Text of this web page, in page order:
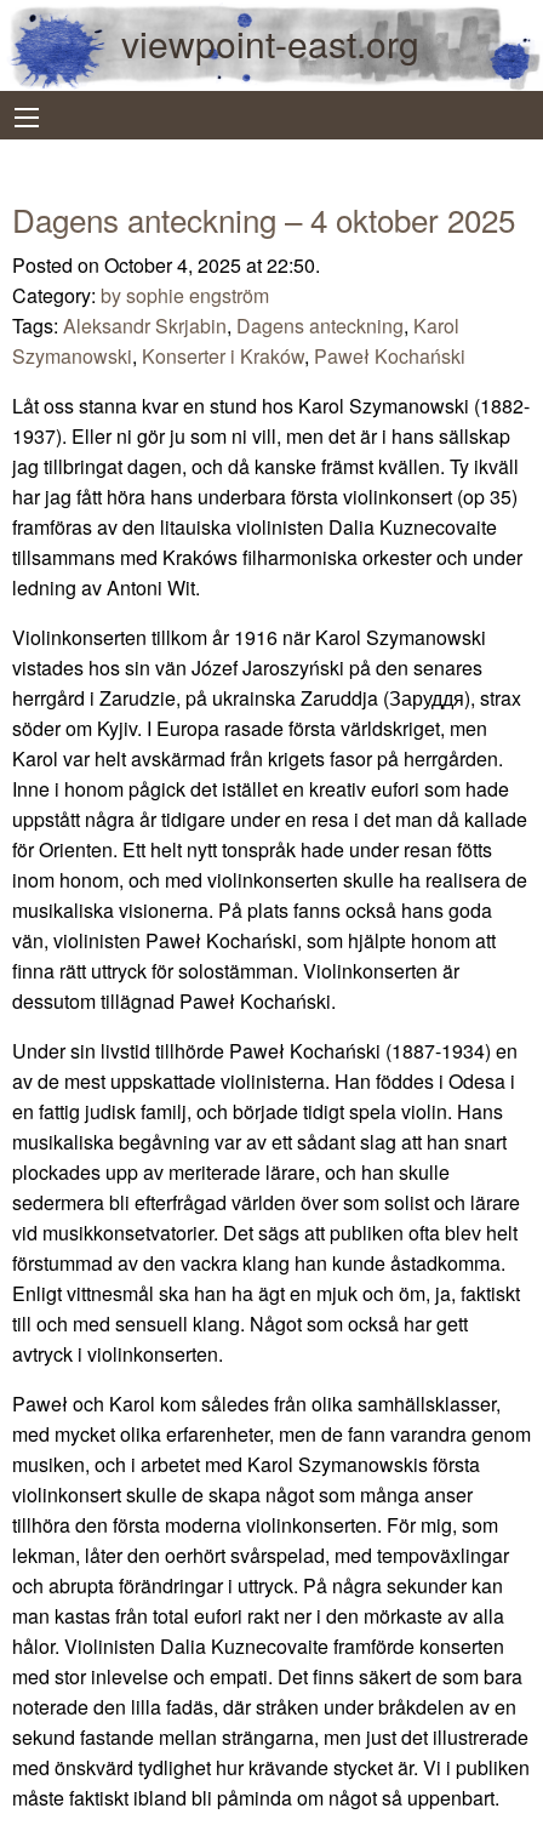
viewpoint-east.org
Dagens anteckning – 4 oktober 2025
Posted on October 4, 2025 at 22:50.
Category: by sophie engström
Tags: Aleksandr Skrjabin, Dagens anteckning, Karol
Szymanowski, Konserter i Kraków, Paweł Kochański
Låt oss stanna kvar en stund hos Karol Szymanowski (1882-
1937). Eller ni gör ju som ni vill, men det är i hans sällskap
jag tillbringat dagen, och då kanske främst kvällen. Ty ikväll
har jag fått höra hans underbara första violinkonsert (op 35)
framföras av den litauiska violinisten Dalia Kuznecovaite
tillsammans med Krakóws filharmoniska orkester och under
ledning av Antoni Wit.
Violinkonserten tillkom år 1916 när Karol Szymanowski
vistades hos sin vän Józef Jaroszyński på den senares
herrgård i Zarudzie, på ukrainska Zaruddja (Заруддя), strax
söder om Kyjiv. I Europa rasade första världskriget, men
Karol var helt avskärmad från krigets fasor på herrgården.
Inne i honom pågick det istället en kreativ eufori som hade
uppstått några år tidigare under en resa i det man då kallade
för Orienten. Ett helt nytt tonspråk hade under resan fötts
inom honom, och med violinkonserten skulle ha realisera de
musikaliska visionerna. På plats fanns också hans goda
vän, violinisten Paweł Kochański, som hjälpte honom att
finna rätt uttryck för solostämman. Violinkonserten är
dessutom tillägnad Paweł Kochański.
Under sin livstid tillhörde Paweł Kochański (1887-1934) en
av de mest uppskattade violinisterna. Han föddes i Odesa i
en fattig judisk familj, och började tidigt spela violin. Hans
musikaliska begåvning var av ett sådant slag att han snart
plockades upp av meriterade lärare, och han skulle
sedermera bli efterfrågad världen över som solist och lärare
vid musikkonsetvatorier. Det sägs att publiken ofta blev helt
förstummad av den vackra klang han kunde åstadkomma.
Enligt vittnesmål ska han ha ägt en mjuk och öm, ja, faktiskt
till och med sensuell klang. Något som också har gett
avtryck i violinkonserten.
Paweł och Karol kom således från olika samhällsklasser,
med mycket olika erfarenheter, men de fann varandra genom
musiken, och i arbetet med Karol Szymanowskis första
violinkonsert skulle de skapa något som många anser
tillhöra den första moderna violinkonserten. För mig, som
lekman, låter den oerhört svårspelad, med tempoväxlingar
och abrupta förändringar i uttryck. På några sekunder kan
man kastas från total eufori rakt ner i den mörkaste av alla
hålor. Violinisten Dalia Kuznecovaite framförde konserten
med stor inlevelse och empati. Det finns säkert de som bara
noterade den lilla fadäs, där stråken under bråkdelen av en
sekund fastande mellan strängarna, men just det illustrerade
med önskvärd tydlighet hur krävande stycket är. Vi i publiken
måste faktiskt ibland bli påminda om något så uppenbart.